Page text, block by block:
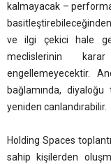
kalmayacak –
ve ilgi çekici hale
meclislerinin karar
engellemeyecektir.
bağlamında,
yeniden canlandırabilir.
Holding Spaces
sahip kişilerden